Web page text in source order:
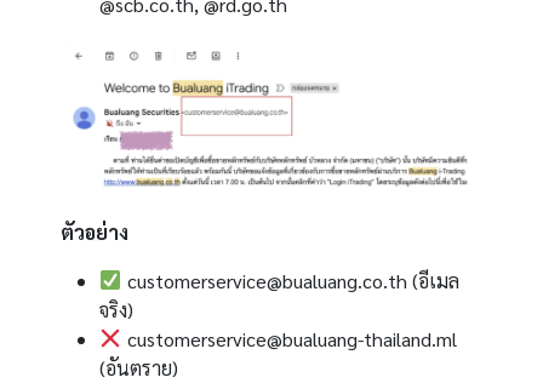
ตัวอย่าง
customerservice@bualuang.co.th (อีเมล
จริง)
customerservice@bualuang-thailand.ml
(อันตราย)